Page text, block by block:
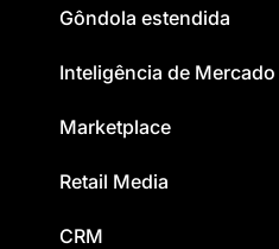
Gôndola estendida
Inteligência de Mercado
Marketplace
Retail Media
CRM